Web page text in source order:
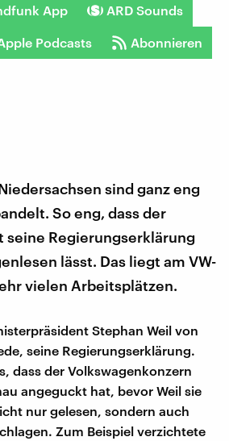
App ARD Sounds
Podcasts Abonnieren
sind ganz eng
So eng, dass der
seine Regierungserklärung
lässt. Das liegt am VW-
vielen Arbeitsplätzen.
Stephan Weil von
seine Regierungserklärung.
dass der Volkswagenkonzern
angeguckt hat, bevor Weil sie
nur gelesen, sondern auch
Zum Beispiel verzichtete